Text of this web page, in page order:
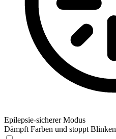
Epilepsie-sicherer Modus
Dämpft Farben und stoppt Blinken